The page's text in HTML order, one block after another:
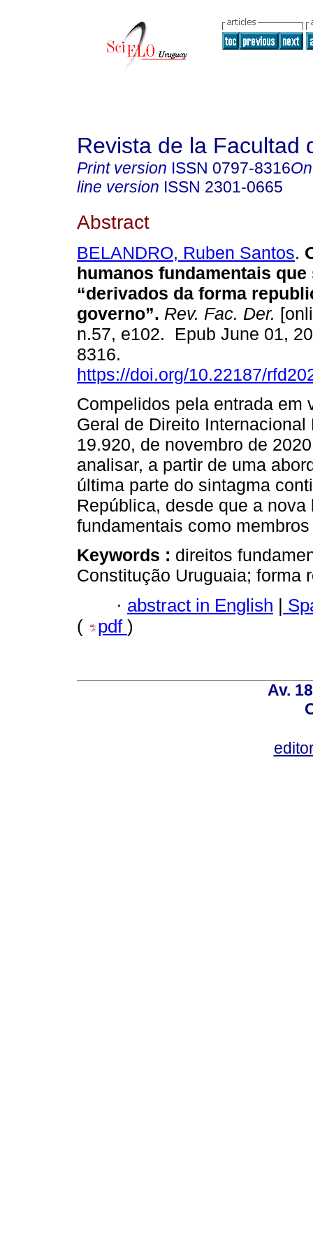
Revista de la Facultad
Print version ISSN 0797-8316
line version ISSN 2301-0665
Abstract
BELANDRO, Ruben Santos.
humanos fundamentais que
“derivados da forma
governo”. Rev. Fac. Der.
n.57, e102. Epub June 01,
8316.
https://doi.org/10.22187/
Compelidos pela entrada em
Geral de Direito Internacional
19.920, de novembro de
analisar, a partir de uma
última parte do sintagma
República, desde que a
fundamentais como
Keywords : direitos
Constitução Uruguaia; forma
· abstract in English |
(
pdf )
Av.